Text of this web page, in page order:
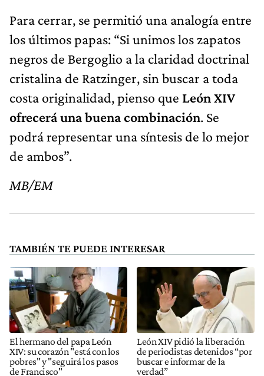
Para cerrar, se permitió una analogía entre
los últimos papas: “Si unimos los zapatos
negros de Bergoglio a la claridad doctrinal
cristalina de Ratzinger, sin buscar a toda
costa originalidad, pienso que León XIV
ofrecerá una buena combinación. Se
podrá representar una síntesis de lo mejor
de ambos”.
MB/EM
TAMBIÉN TE PUEDE INTERESAR
El hermano del papa León
XIV: su corazón "está con los
pobres" y "seguirá los pasos
de Francisco"
León XIV pidió la liberación
de periodistas detenidos “por
buscar e informar de la
verdad”